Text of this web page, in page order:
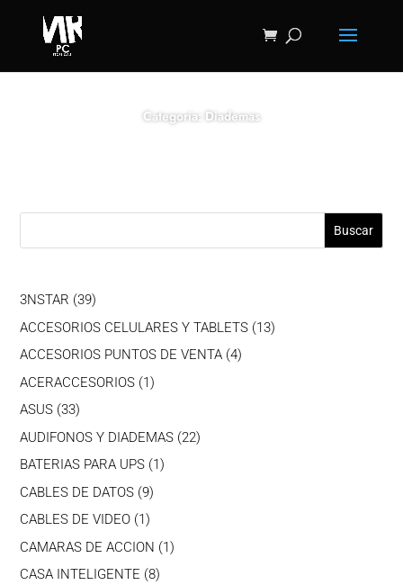
Categoría: Diademas
Buscar
3NSTAR 3939
productos
ACCESORIOS CELULARES Y TABLETS 1313
ACCESORIOS PUNTOS DE VENTA 44
ACERACCESORIOS 11
ASUS 3333
productos
AUDIFONOS Y DIADEMAS 2222
BATERIAS PARA UPS 1 1
CABLES DE DATOS 99
CABLES DE VIDEO 1 1
producto
CAMARAS DE ACCION 11
CASA INTELIGENTE 88